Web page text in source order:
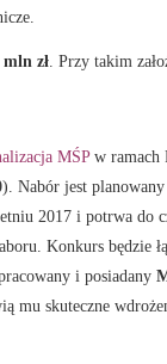
zł . Przy takim
MŚPw ramach
). Nabór jest
2017 i potrwa do
Konkurs
i posiadany
mu skuteczne